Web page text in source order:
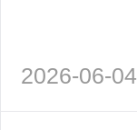
2026-06-04